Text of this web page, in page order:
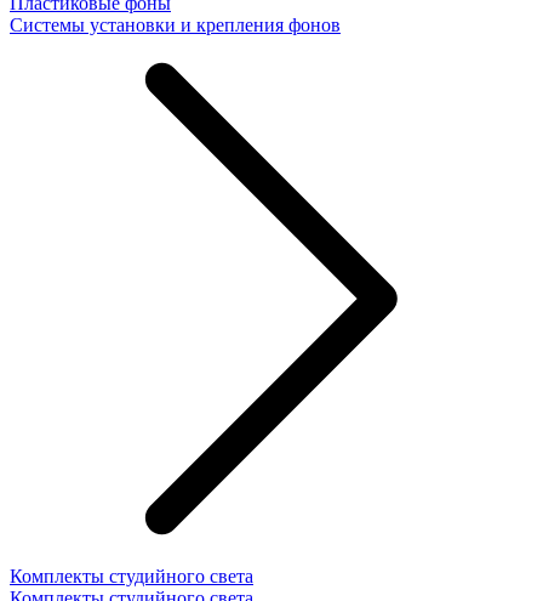
Системы установки и крепления фонов
Комплекты студийного света